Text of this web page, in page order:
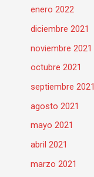
enero 2022
diciembre 2021
noviembre 2021
octubre 2021
septiembre 2021
agosto 2021
mayo 2021
abril 2021
marzo 2021